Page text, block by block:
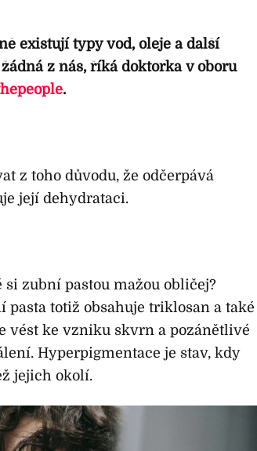
existují typy vod, oleje a další
z nás, říká doktorka v oboru
.
z toho důvodu, že odčerpává
její dehydrataci.
zubní pastou mažou obličej?
totiž obsahuje triklosan a také
vést ke vzniku skvrn a pozánětlivé
Hyperpigmentace je stav, kdy
jejich okolí.